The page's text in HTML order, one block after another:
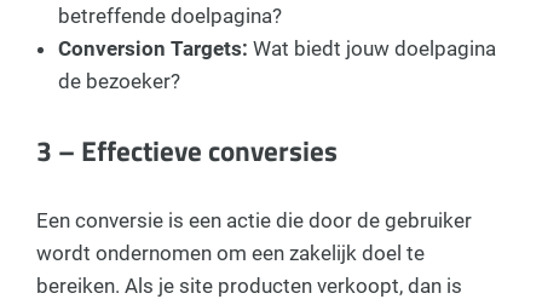
betreffende doelpagina?
Conversion Targets: Wat biedt jouw doelpagina
de bezoeker?
3 – Effectieve conversies
Een conversie is een actie die door de gebruiker
wordt ondernomen om een zakelijk doel te
bereiken. Als je site producten verkoopt, dan is